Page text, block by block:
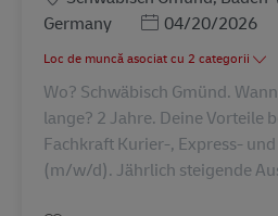
Germany
Posted Date
04/20/2026
Loc de muncă asociat cu 2 categorii
Wo? Schwäbisch Gmünd.
lange? 2 Jahre. Deine Vorteile
Fachkraft Kurier-, Express-
(m/w/d). Jährlich steigende